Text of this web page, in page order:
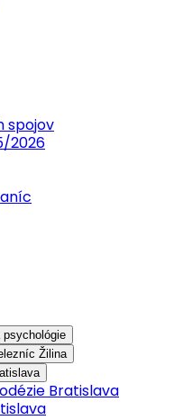
spojov
2026
Žilina
Bratislava